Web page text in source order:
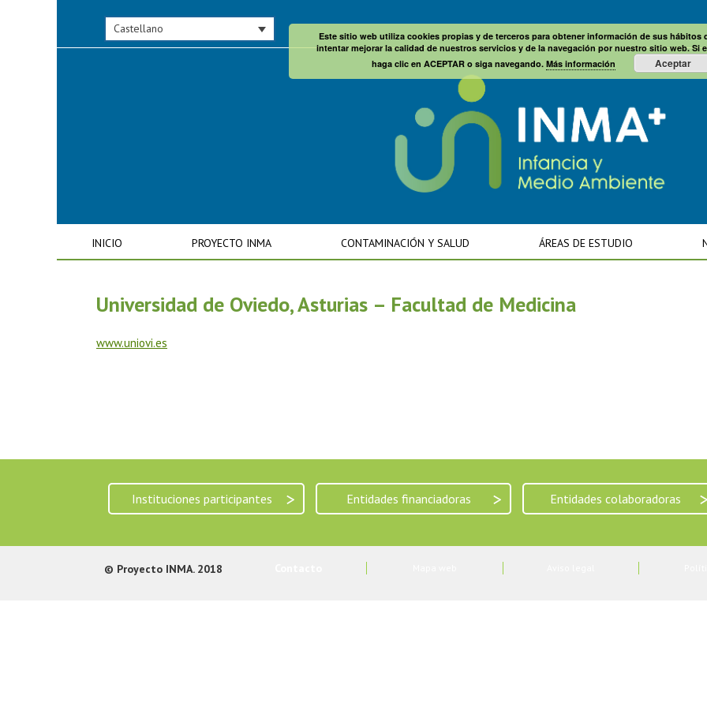
Castellano
INICIO PROYECTO INMA CONTAMINACIÓN Y SALUD ÁREAS DE ESTUDIO
Universidad de Oviedo, Asturias – Facultad de Medicina
www.uniovi.es
Instituciones participantes > Entidades financiadoras > Entidades colaboradoras >
© Proyecto INMA. 2018
Este sitio web utiliza cookies propias y de terceros para obtener información de sus hábitos
intentar mejorar la calidad de nuestros servicios y de la navegación por nuestro sitio web. Si
haga clic en ACEPTAR o siga navegando. Más información Aceptar